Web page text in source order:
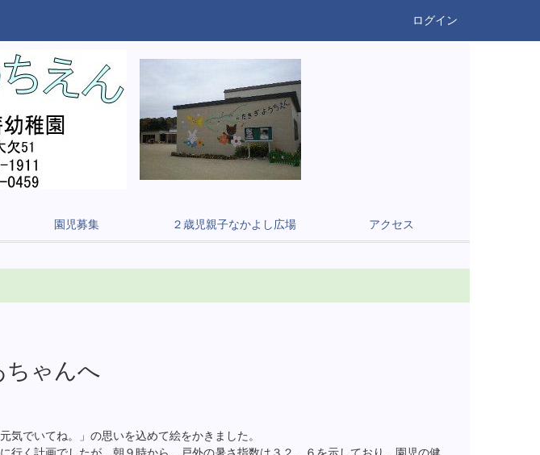
ログイン
園児募集 ２歳児親子なかよし広場 アクセス
ちゃんへ
気でいてね。」の思いを込めて絵をかきました。